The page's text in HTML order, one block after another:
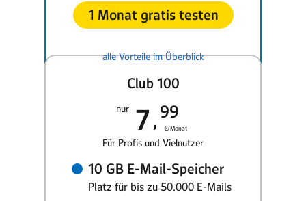
1 Monat gratis testen
alle Vorteile im Überblick
Club 100
nur 7 99
€/Monat
Für Profis und Vielnutzer
10 GB E-Mail-Speicher
Platz für bis zu 50.000 E-Mails